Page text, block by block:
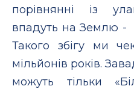
порівнянні із
впадуть на Землю -
Такого збігу ми
мільйонів років.
можуть тільки